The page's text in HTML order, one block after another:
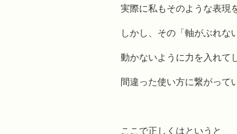
実際に私もそのような表現
しかし、その「軸がぶれな
動かないように力を入れて
間違った使い方に繋がって
ここで正しくはというと